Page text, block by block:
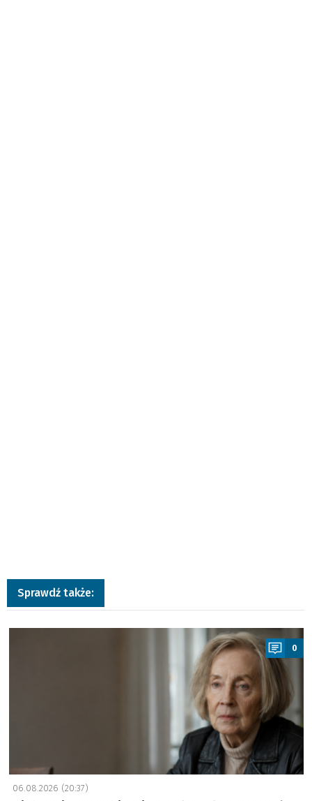
Sprawdź także:
a
0
06.08.2026 (20:37)